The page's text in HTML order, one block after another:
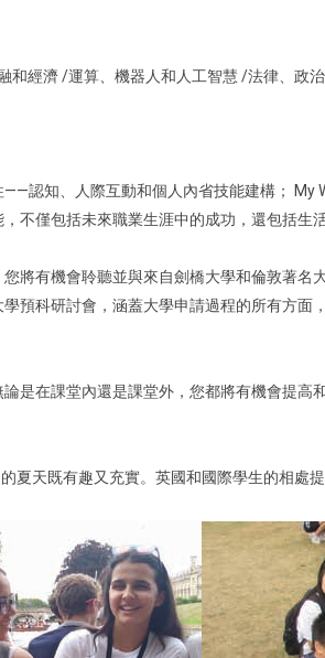
和經濟 /運算、機器人和人工智慧 /法律、政
認知、人際互動和個人內省技能建構； My
不僅包括未來職業生涯中的成功，還包括生
將有機會聆聽並與來自劍橋大學和倫敦著
預科研討會，涵蓋大學申請過程的所有方面
是在課堂內還是課堂外，您都將有機會提高
夏天既有趣又充實。英國和國際學生的相處